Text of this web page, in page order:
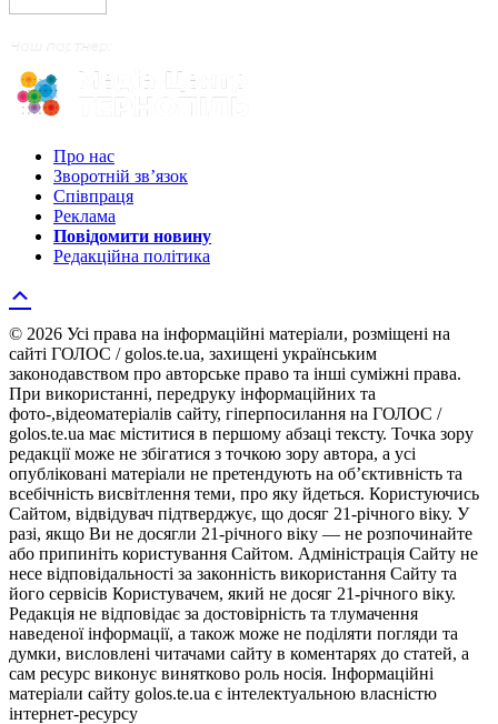
Про нас
Зворотній зв’язок
Співпраця
Реклама
Повідомити новину
Редакційна політика
© 2026 Усі права на інформаційні матеріали, розміщені на
сайті ГОЛОС / golos.te.ua, захищені українським
законодавством про авторське право та інші суміжні права.
При використанні, передруку інформаційних та
фото-,відеоматеріалів сайту, гіперпосилання на ГОЛОС /
golos.te.ua має міститися в першому абзаці тексту. Точка зору
редакції може не збігатися з точкою зору автора, а усі
опубліковані матеріали не претендують на об’єктивність та
всебічність висвітлення теми, про яку йдеться. Користуючись
Сайтом, відвідувач підтверджує, що досяг 21-річного віку. У
разі, якщо Ви не досягли 21-річного віку — не розпочинайте
або припиніть користування Сайтом. Адміністрація Сайту не
несе відповідальності за законність використання Сайту та
його сервісів Користувачем, який не досяг 21-річного віку.
Редакція не відповідає за достовірність та тлумачення
наведеної інформації, а також може не поділяти погляди та
думки, висловлені читачами сайту в коментарях до статей, а
сам ресурс виконує винятково роль носія. Інформаційні
матеріали сайту golos.te.ua є інтелектуальною власністю
інтернет-ресурсу